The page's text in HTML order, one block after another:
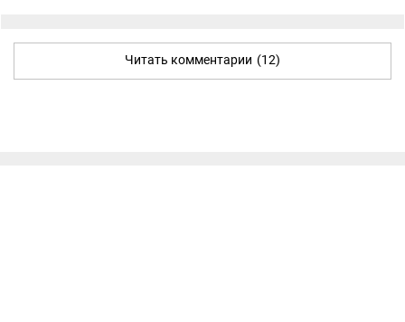
Читать комментарии (12)